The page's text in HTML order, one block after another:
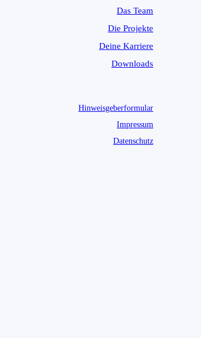
Das Team
Die Projekte
Deine Karriere
Downloads
Hinweisgeberformular
Impressum
Datenschutz